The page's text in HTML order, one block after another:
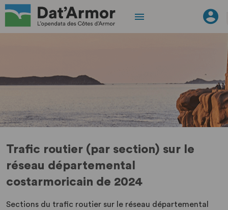
Trafic routier (par section) sur le
réseau départemental
costarmoricain de 2024
Sections du trafic routier sur le réseau départemental